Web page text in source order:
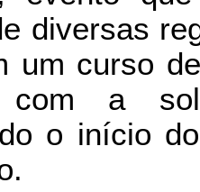
diversas
um curso
a
o início